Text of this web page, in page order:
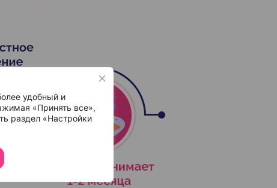
удобный и
«Принять все»,
раздел «Настройки